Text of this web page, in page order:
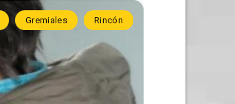
Gremiales Rincón